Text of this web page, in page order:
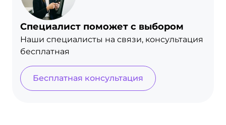
Специалист поможет с выбором
Наши специалисты на связи, консультация
бесплатная
Бесплатная консультация